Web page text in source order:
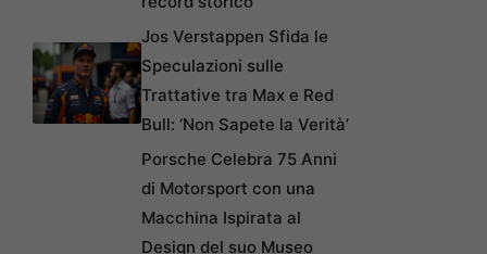
Jos Verstappen Sfida le
Speculazioni sulle
Trattative tra Max e Red
Bull: ‘Non Sapete la Verità’
Porsche Celebra 75 Anni
di Motorsport con una
Macchina Ispirata al
Design del suo Museo